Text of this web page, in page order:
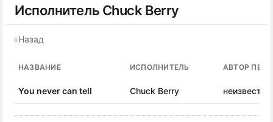
Исполнитель Chuck Berry
«Назад
НАЗВАНИЕ ИСПОЛНИТЕЛЬ АВТОР
You never can tell Chuck Berry неизвестен